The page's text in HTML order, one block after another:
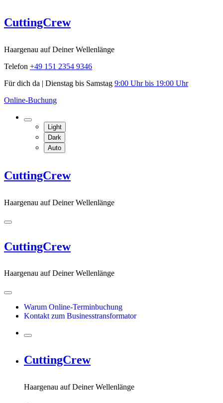
Skip
to
CuttingCrew
Haargenau auf Deiner Wellenlänge
Telefon +49 151 2354 9346
Für dich da | Dienstag bis Samstag 9:00 Uhr bis 19:00 Uhr
Online-Buchung
Light
Dark
Auto
CuttingCrew
Haargenau auf Deiner Wellenlänge
CuttingCrew
Haargenau auf Deiner Wellenlänge
Warum Online-Terminbuchung
Kontakt zum Businesstransformator
CuttingCrew
Haargenau auf Deiner Wellenlänge